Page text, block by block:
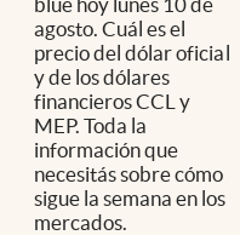
agosto. Cuál es el
precio del dólar oficial
y de los dólares
financieros CCL y
MEP. Toda la
información que
necesitás sobre cómo
sigue la semana en los
mercados.